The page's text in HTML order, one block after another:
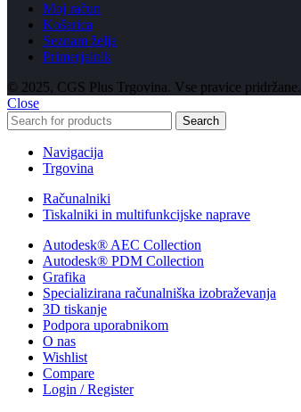
Moj račun
Košarica
Seznam želja
Primerjalnik
© 2025, CGS Plus Trgovina. Vse pravice pridržane.
Close
Search
Navigacija
Trgovina
Računalniki
Tiskalniki in multifunkcijske naprave
Autodesk® AEC Collection
Autodesk® PDM Collection
Grafika
Specializirana računalniška izobraževanja
3D tiskanje
Podpora uporabnikom
O nas
Wishlist
Compare
Login / Register